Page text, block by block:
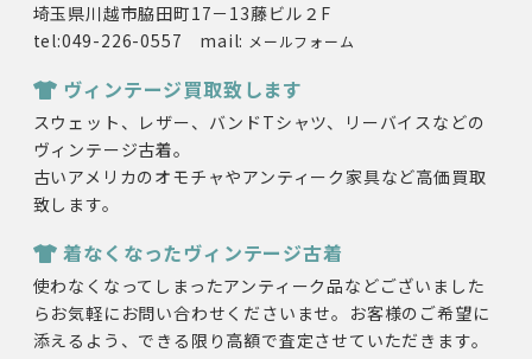
埼玉県川越市脇田町17－13藤ビル２F
tel:049-226-0557 mail: メールフォーム
ヴィンテージ買取致します
スウェット、レザー、バンドTシャツ、リーバイスなどの
ヴィンテージ古着。
古いアメリカのオモチャやアンティーク家具など高価買取
致します。
着なくなったヴィンテージ古着
使わなくなってしまったアンティーク品などございました
らお気軽にお問い合わせくださいませ。お客様のご希望に
添えるよう、できる限り高額で査定させていただきます。